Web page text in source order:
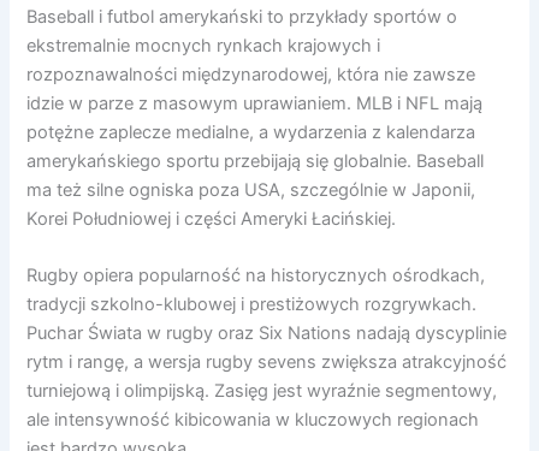
Baseball i futbol amerykański to przykłady sportów o
ekstremalnie mocnych rynkach krajowych i
rozpoznawalności międzynarodowej, która nie zawsze
idzie w parze z masowym uprawianiem. MLB i NFL mają
potężne zaplecze medialne, a wydarzenia z kalendarza
amerykańskiego sportu przebijają się globalnie. Baseball
ma też silne ogniska poza USA, szczególnie w Japonii,
Korei Południowej i części Ameryki Łacińskiej.
Rugby opiera popularność na historycznych ośrodkach,
tradycji szkolno-klubowej i prestiżowych rozgrywkach.
Puchar Świata w rugby oraz Six Nations nadają dyscyplinie
rytm i rangę, a wersja rugby sevens zwiększa atrakcyjność
turniejową i olimpijską. Zasięg jest wyraźnie segmentowy,
ale intensywność kibicowania w kluczowych regionach